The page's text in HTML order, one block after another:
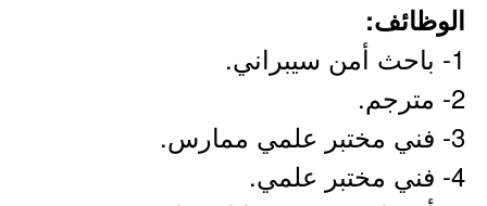
الوظائف:
1- باحث أمن سيبراني.
2- مترجم.
3- فني مختبر علمي ممارس.
4- فني مختبر علمي.